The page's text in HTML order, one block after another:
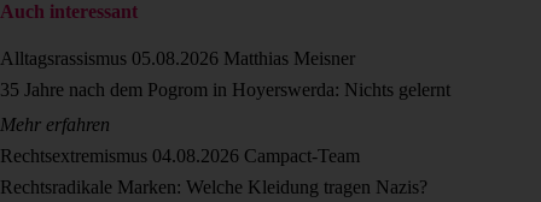
Auch interessant
Alltagsrassismus 05.08.2026 Matthias Meisner
35 Jahre nach dem Pogrom in Hoyerswerda: Nichts gelernt
Mehr erfahren
Rechtsextremismus 04.08.2026 Campact-Team
Rechtsradikale Marken: Welche Kleidung tragen Nazis?